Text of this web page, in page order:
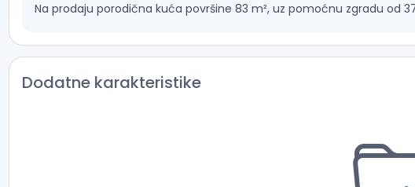
Na prodaju porodična kuća površine 83 m², uz pomoćnu zgradu od
📐 Struktura kuće:
Prizemlje: vinski podrum
Dodatne karakteristike